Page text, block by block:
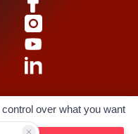
la marche ou le vélo
de vente
over what you want